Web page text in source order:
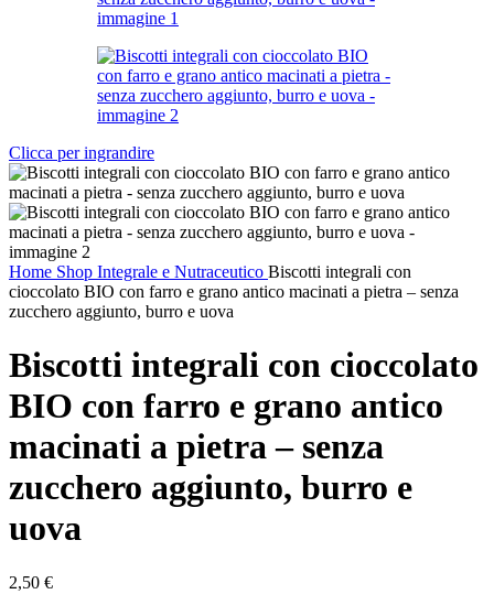
Clicca per ingrandire
Home Shop Integrale e Nutraceutico Biscotti integrali con
cioccolato BIO con farro e grano antico macinati a pietra – senza
zucchero aggiunto, burro e uova
Biscotti integrali con cioccolato
BIO con farro e grano antico
macinati a pietra – senza
zucchero aggiunto, burro e
uova
2,50 €